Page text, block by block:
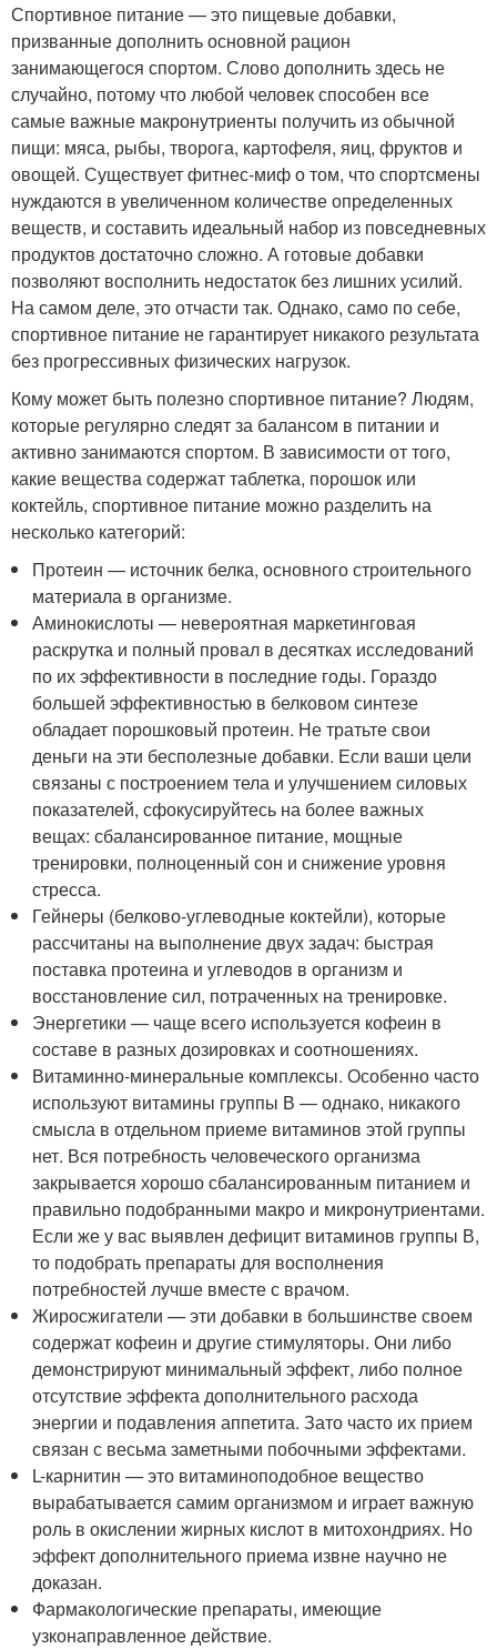
Спортивное питание — это пищевые добавки,
призванные дополнить основной рацион
занимающегося спортом. Слово дополнить здесь не
случайно, потому что любой человек способен все
самые важные макронутриенты получить из обычной
пищи: мяса, рыбы, творога, картофеля, яиц, фруктов и
овощей. Существует фитнес-миф о том, что спортсмены
нуждаются в увеличенном количестве определенных
веществ, и составить идеальный набор из повседневных
продуктов достаточно сложно. А готовые добавки
позволяют восполнить недостаток без лишних усилий.
На самом деле, это отчасти так. Однако, само по себе,
спортивное питание не гарантирует никакого результата
без прогрессивных физических нагрузок.
Кому может быть полезно спортивное питание? Людям,
которые регулярно следят за балансом в питании и
активно занимаются спортом. В зависимости от того,
какие вещества содержат таблетка, порошок или
коктейль, спортивное питание можно разделить на
несколько категорий:
Протеин — источник белка, основного строительного
материала в организме.
Аминокислоты — невероятная маркетинговая
раскрутка и полный провал в десятках исследований
по их эффективности в последние годы. Гораздо
большей эффективностью в белковом синтезе
обладает порошковый протеин. Не тратьте свои
деньги на эти бесполезные добавки. Если ваши цели
связаны с построением тела и улучшением силовых
показателей, сфокусируйтесь на более важных
вещах: сбалансированное питание, мощные
тренировки, полноценный сон и снижение уровня
стресса.
Гейнеры (белково-углеводные коктейли), которые
рассчитаны на выполнение двух задач: быстрая
поставка протеина и углеводов в организм и
восстановление сил, потраченных на тренировке.
Энергетики — чаще всего используется кофеин в
составе в разных дозировках и соотношениях.
Витаминно-минеральные комплексы. Особенно часто
используют витамины группы В — однако, никакого
смысла в отдельном приеме витаминов этой группы
нет. Вся потребность человеческого организма
закрывается хорошо сбалансированным питанием и
правильно подобранными макро и микронутриентами.
Если же у вас выявлен дефицит витаминов группы В,
то подобрать препараты для восполнения
потребностей лучше вместе с врачом.
Жиросжигатели — эти добавки в большинстве своем
содержат кофеин и другие стимуляторы. Они либо
демонстрируют минимальный эффект, либо полное
отсутствие эффекта дополнительного расхода
энергии и подавления аппетита. Зато часто их прием
связан с весьма заметными побочными эффектами.
L-карнитин — это витаминоподобное вещество
вырабатывается самим организмом и играет важную
роль в окислении жирных кислот в митохондриях. Но
эффект дополнительного приема извне научно не
доказан.
Фармакологические препараты, имеющие
узконаправленное действие.